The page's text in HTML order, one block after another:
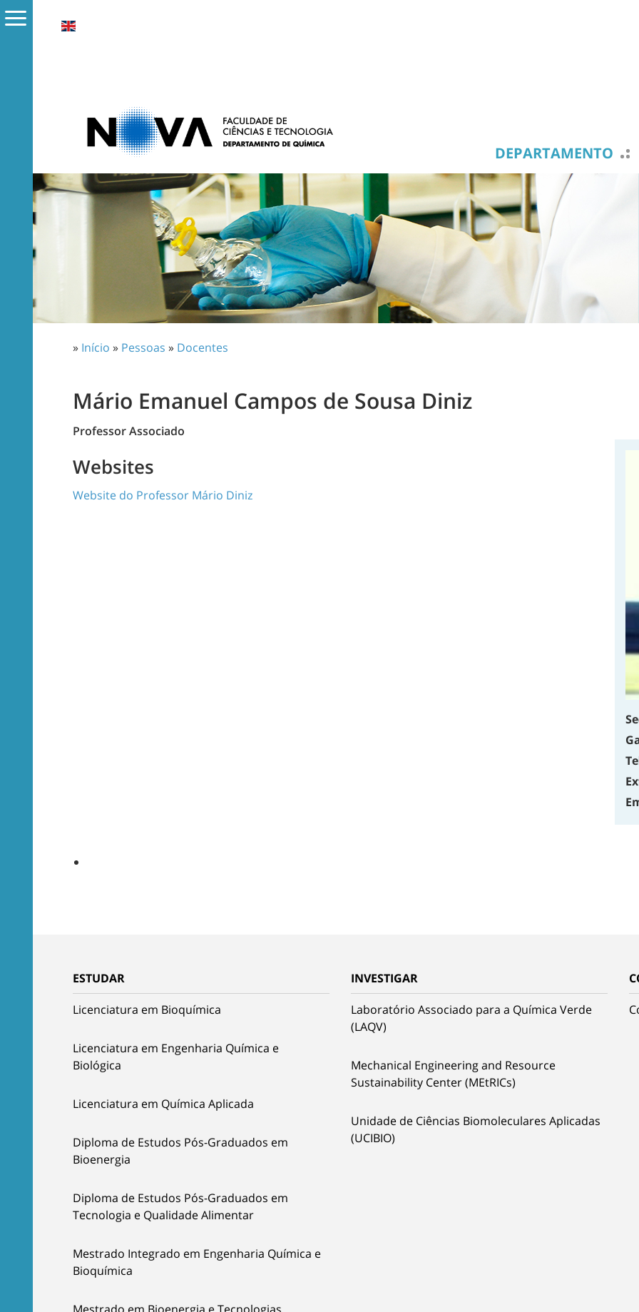
DEPARTAMENTO
» Início » Pessoas » Docentes
Mário Emanuel Campos de Sousa Diniz
Professor Associado
Websites
Website do Professor Mário Diniz
ESTUDAR
Licenciatura em Bioquímica
Licenciatura em Engenharia Química e
Biológica
Licenciatura em Química Aplicada
Diploma de Estudos Pós-Graduados em
Bioenergia
Diploma de Estudos Pós-Graduados em
Tecnologia e Qualidade Alimentar
Mestrado Integrado em Engenharia Química e
Bioquímica
INVESTIGAR
Laboratório Associado para a Química Verde
(LAQV)
Mechanical Engineering and Resource
Sustainability Center (MEtRICs)
Unidade de Ciências Biomoleculares Aplicadas
(UCIBIO)